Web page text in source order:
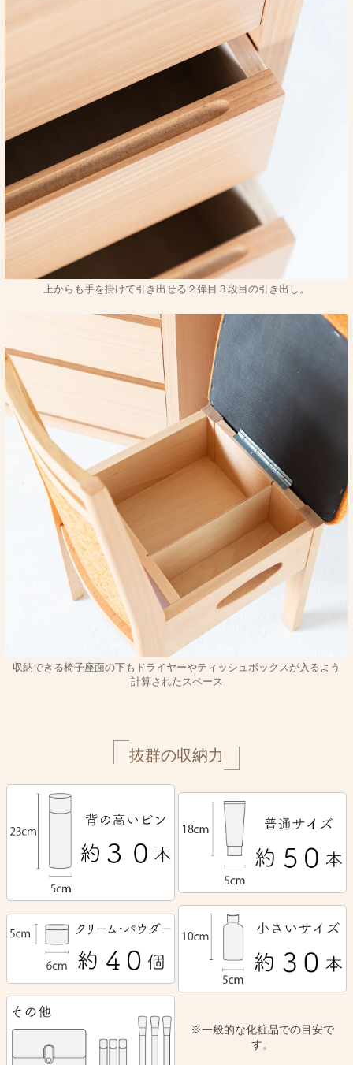
上からも手を掛けて引き出せる２弾目３段目の引き出し。
収納できる椅子座面の下もドライヤーやティッシュボックスが入るよう
計算されたスペース
抜群の収納力
※一般的な化粧品での目安で
す。